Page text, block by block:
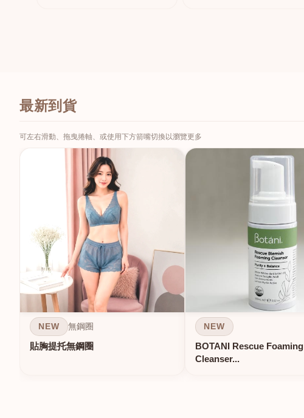
最新到貨
可左右滑動、拖曳捲軸、或使用下方箭嘴切換以瀏覽更多
NEW 無鋼圈
貼胸提托無鋼圈
NEW
BOTANI Rescue Foaming
Cleanser...